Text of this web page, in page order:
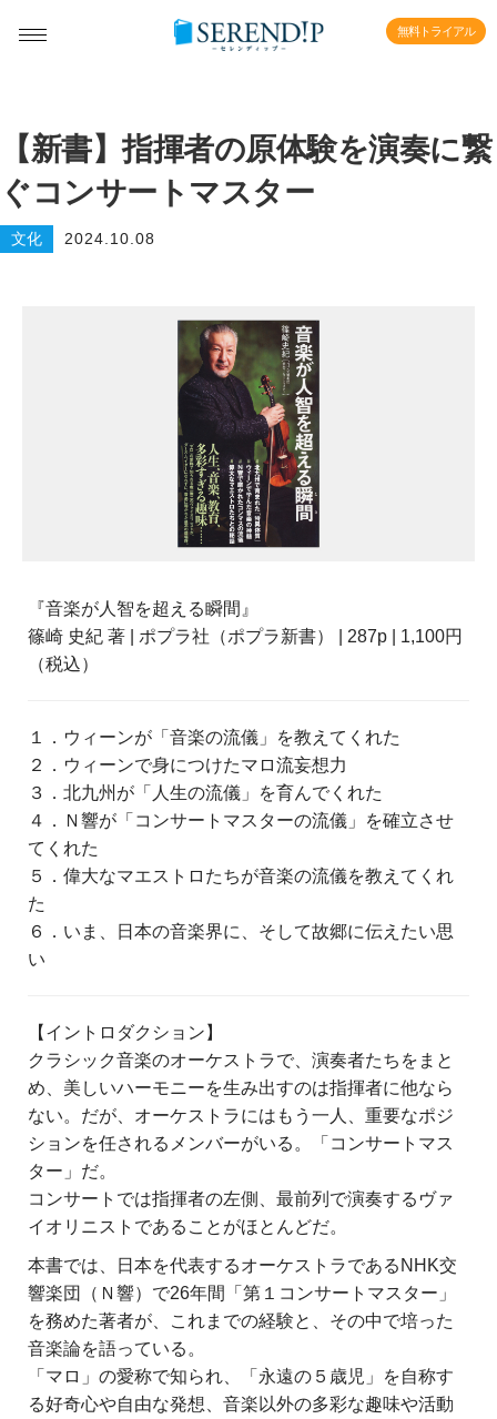
無料トライアル
【新書】指揮者の原体験を演奏に繋
ぐコンサートマスター
文化 2024.10.08
『音楽が人智を超える瞬間』
篠崎 史紀 著 | ポプラ社（ポプラ新書） | 287p | 1,100円
（税込）
１．ウィーンが「音楽の流儀」を教えてくれた
２．ウィーンで身につけたマロ流妄想力
３．北九州が「人生の流儀」を育んでくれた
４．Ｎ響が「コンサートマスターの流儀」を確立させ
てくれた
５．偉大なマエストロたちが音楽の流儀を教えてくれ
た
６．いま、日本の音楽界に、そして故郷に伝えたい思
い
【イントロダクション】
クラシック音楽のオーケストラで、演奏者たちをまと
め、美しいハーモニーを生み出すのは指揮者に他なら
ない。だが、オーケストラにはもう一人、重要なポジ
ションを任されるメンバーがいる。「コンサートマス
ター」だ。
コンサートでは指揮者の左側、最前列で演奏するヴァ
イオリニストであることがほとんどだ。
本書では、日本を代表するオーケストラであるNHK交
響楽団（Ｎ響）で26年間「第１コンサートマスター」
を務めた著者が、これまでの経験と、その中で培った
音楽論を語っている。
「マロ」の愛称で知られ、「永遠の５歳児」を自称す
る好奇心や自由な発想、音楽以外の多彩な趣味や活動